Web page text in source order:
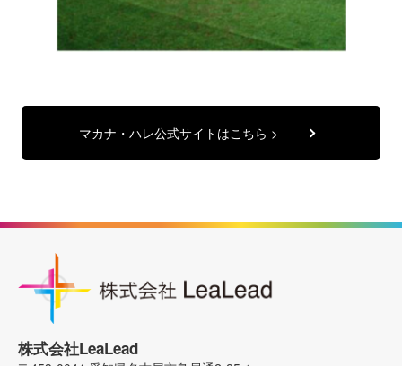
マカナ・ハレ公式サイトはこちら >
株式会社LeaLead